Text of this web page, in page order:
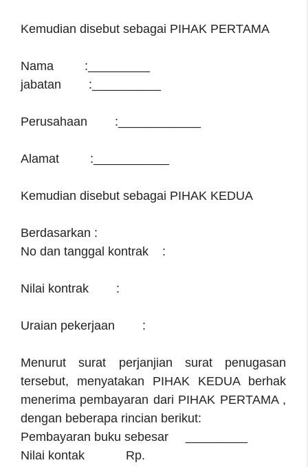
Kemudian disebut sebagai PIHAK PERTAMA
Nama :_________
jabatan :__________
Perusahaan :____________
Alamat :___________
Kemudian disebut sebagai PIHAK KEDUA
Berdasarkan :
No dan tanggal kontrak :
Nilai kontrak :
Uraian pekerjaan :
Menurut surat perjanjian surat penugasan
tersebut, menyatakan PIHAK KEDUA berhak
menerima pembayaran dari PIHAK PERTAMA ,
dengan beberapa rincian berikut:
Pembayaran buku sebesar _________
Nilai kontak Rp.